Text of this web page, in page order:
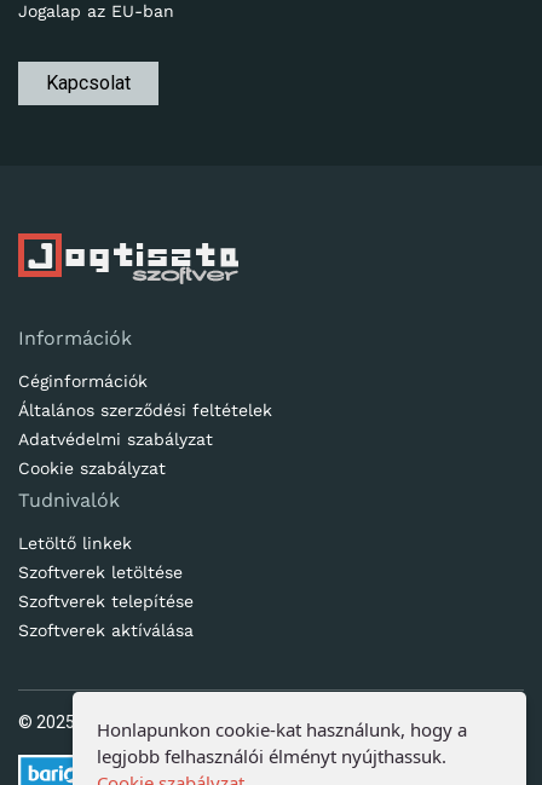
Jogalap az EU-ban
Kapcsolat
Információk
Céginformációk
Általános szerződési feltételek
Adatvédelmi szabályzat
Cookie szabályzat
Tudnivalók
Letöltő linkek
Szoftverek letöltése
Szoftverek telepítése
Szoftverek aktíválása
© 2025. Ötletes Megoldások Kft | www.jogtisztaszoftver.hu
Honlapunkon cookie-kat használunk, hogy a
legjobb felhasználói élményt nyújthassuk.